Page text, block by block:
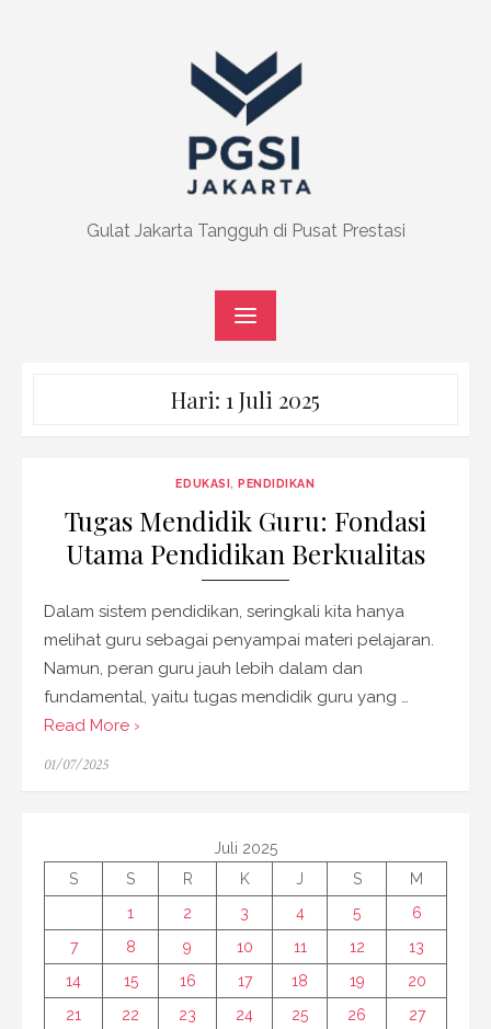
Gulat Jakarta Tangguh di Pusat Prestasi
Hari: 1 Juli 2025
EDUKASI,PENDIDIKAN
Tugas Mendidik Guru: Fondasi
Utama Pendidikan Berkualitas
Dalam sistem pendidikan, seringkali kita hanya
melihat guru sebagai penyampai materi pelajaran.
Namun, peran guru jauh lebih dalam dan
fundamental, yaitu tugas mendidik guru yang …
Read More ›
Posted
01/07/2025
Juli 2025
S
S R K J S
M
1
2 3 4 5
6
7
8 9 10 11 12
13
14
15 16 17 18 19
20
21
22 23 24 25 26
27